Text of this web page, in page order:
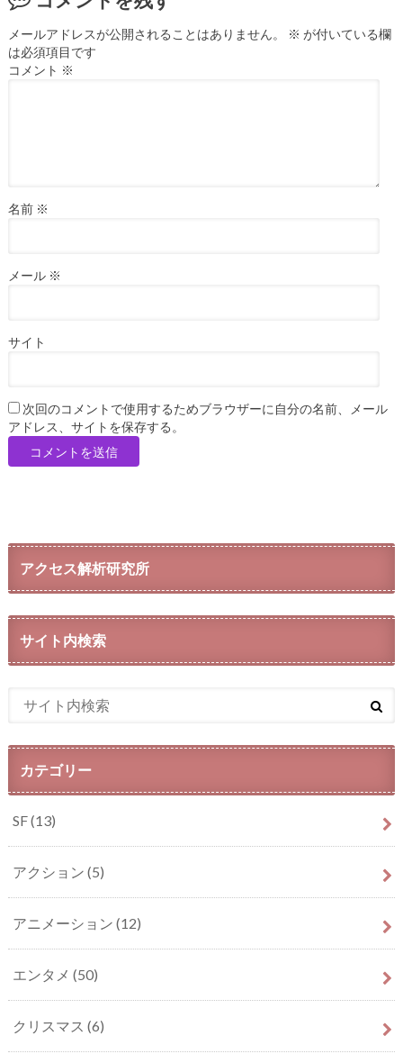
メールアドレスが公開されることはありません。 ※ が付いている欄
は必須項目です
コメント ※
名前 ※
メール ※
サイト
次回のコメントで使用するためブラウザーに自分の名前、メール
アドレス、サイトを保存する。
アクセス解析研究所
サイト内検索
カテゴリー
SF(13)
アクション (5)
アニメーション (12)
エンタメ (50)
クリスマス (6)